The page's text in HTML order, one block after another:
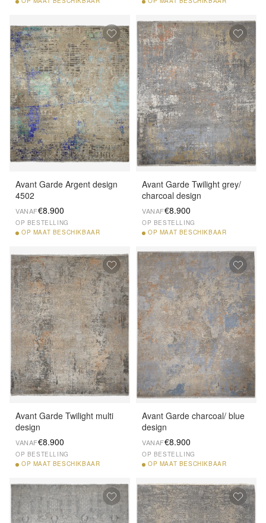
Avant Garde Argent design
4502
VANAF€8.900
OP BESTELLING
OP MAAT BESCHIKBAAR
Avant Garde Twilight grey/
charcoal design
VANAF€8.900
OP BESTELLING
OP MAAT BESCHIKBAAR
Avant Garde Twilight multi
design
VANAF€8.900
OP BESTELLING
OP MAAT BESCHIKBAAR
Avant Garde charcoal/ blue
design
VANAF€8.900
OP BESTELLING
OP MAAT BESCHIKBAAR